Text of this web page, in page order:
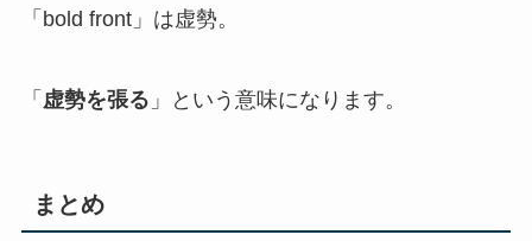
「bold front」は虚勢。
「 虚勢を張る 」という意味になります。
まとめ